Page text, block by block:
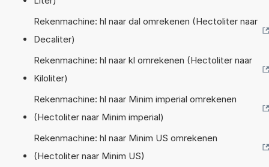
Rekenmachine: hl naar dal omrekenen (Hectoliter naar
Decaliter)
Rekenmachine: hl naar kl omrekenen (Hectoliter naar
Kiloliter)
Rekenmachine: hl naar Minim imperial omrekenen
(Hectoliter naar Minim imperial)
Rekenmachine: hl naar Minim US omrekenen
(Hectoliter naar Minim US)